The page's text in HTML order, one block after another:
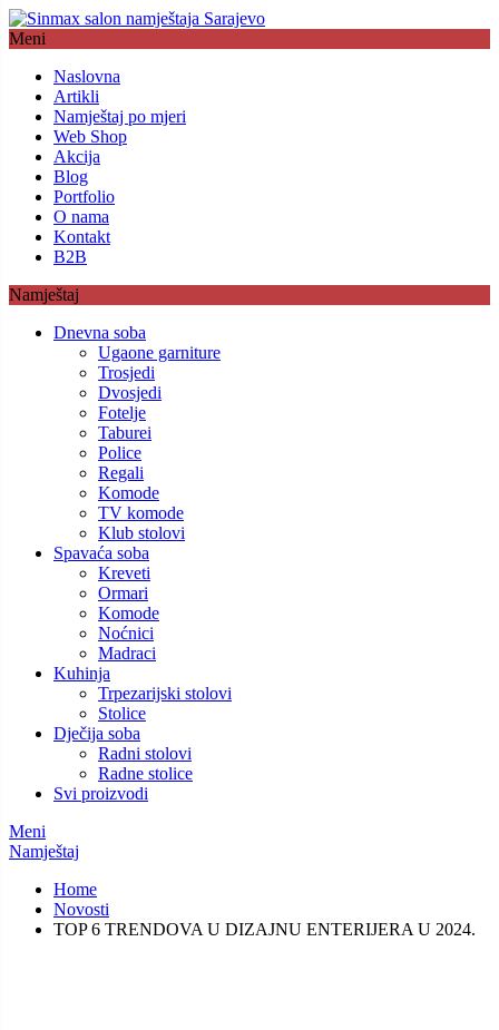
Meni
Naslovna
Artikli
Namještaj po mjeri
Web Shop
Akcija
Blog
Portfolio
O nama
Kontakt
B2B
Namještaj
Dnevna soba
Ugaone garniture
Trosjedi
Dvosjedi
Fotelje
Taburei
Police
Regali
Komode
TV komode
Klub stolovi
Spavaća soba
Kreveti
Ormari
Komode
Noćnici
Madraci
Kuhinja
Trpezarijski stolovi
Stolice
Dječija soba
Radni stolovi
Radne stolice
Svi proizvodi
Meni
Namještaj
Home
Novosti
TOP 6 TRENDOVA U DIZAJNU ENTERIJERA U 2024.